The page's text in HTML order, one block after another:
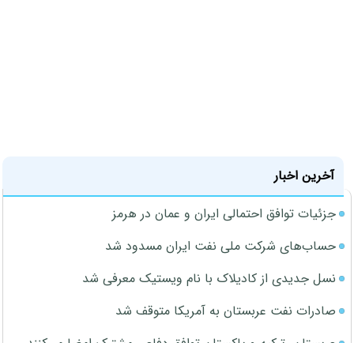
آخرین اخبار
جزئیات توافق احتمالی ایران و عمان در هرمز
حساب‌های شرکت ملی نفت ایران مسدود شد
نسل جدیدی از کادیلاک با نام ویستیک معرفی شد
صادرات نفت عربستان به آمریکا متوقف شد